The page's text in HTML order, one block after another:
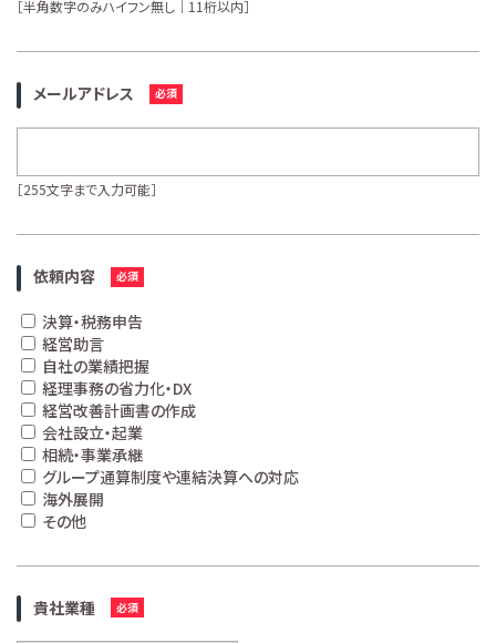
［半角数字のみハイフン無し｜11桁以内］
メールアドレス
［255文字まで入力可能］
依頼内容
決算・税務申告
経営助言
自社の業績把握
経理事務の省力化・DX
経営改善計画書の作成
会社設立・起業
相続・事業承継
グループ通算制度や連結決算への対応
海外展開
その他
貴社業種